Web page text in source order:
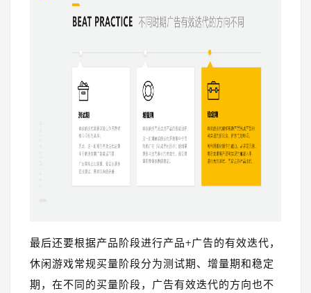
最后还要根据产品阶段进行产品+广告的有效迭代，
休闲游戏常规买量阶段分为测试期、增量期和稳定
期，在不同的买量阶段，广告有效迭代的方向也不